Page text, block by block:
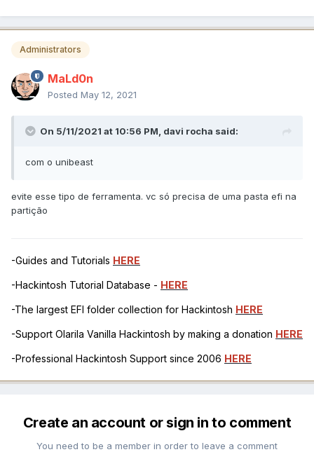
e aparece isso na linha boot,
disk1s5s1: device is not readable
e por ser beta, ou alguma coisa errado config.plist?
Obrigado
Administrators
MaLd0n
Posted May 12, 2021
On 5/11/2021 at 10:56 PM, davi rocha said:
com o unibeast
evite esse tipo de ferramenta. vc só precisa de uma pasta efi na
partição
-Guides and Tutorials HERE
-Hackintosh Tutorial Database - HERE
-The largest EFI folder collection for Hackintosh HERE
-Support Olarila Vanilla Hackintosh by making a donation HERE
-Professional Hackintosh Support since 2006 HERE
Create an account or sign in to comment
You need to be a member in order to leave a comment